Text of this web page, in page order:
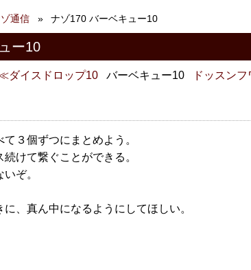
通信 ナゾ170 バーベキュー10
ー10
ダイスドロップ10 バーベキュー10
ドッスン
３個ずつにまとめよう。
けて繋ぐことができる。
ぞ。
、真ん中になるようにしてほしい。